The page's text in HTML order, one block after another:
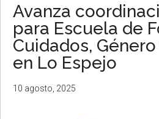
Avanza
para Escuela de
Cuidados,
en Lo Espejo
10 agosto, 2025